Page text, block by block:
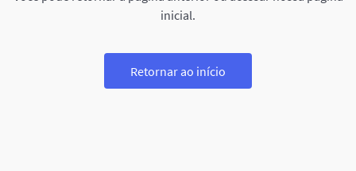
inicial.
Retornar ao início